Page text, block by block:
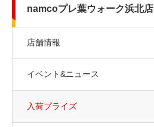
namcoプレ葉ウォーク浜北店
店舗情報
イベント&ニュース
入荷プライズ